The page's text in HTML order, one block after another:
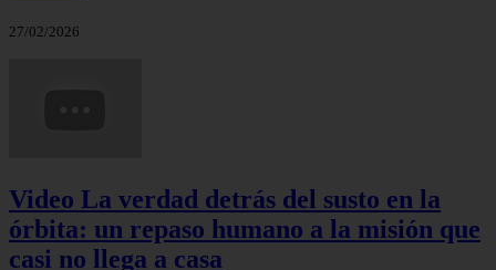
27/02/2026
Video La verdad detrás del susto en la
órbita: un repaso humano a la misión que
casi no llega a casa